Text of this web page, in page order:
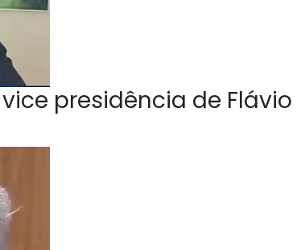
presidência de Flávio